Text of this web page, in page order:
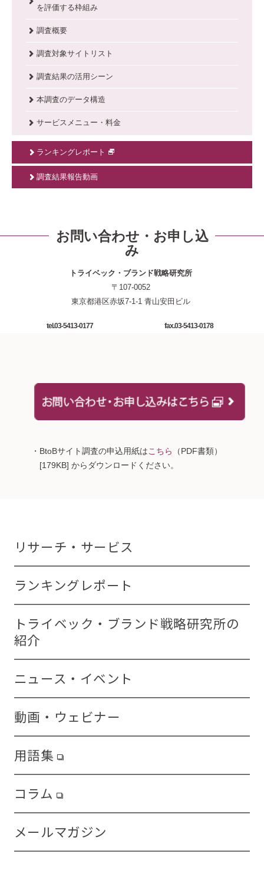
を評価する枠組み
調査概要
調査対象サイトリスト
調査結果の活用シーン
本調査のデータ構造
サービスメニュー・料金
ランキングレポート
調査結果報告動画
お問い合わせ・お申し込
み
トライベック・ブランド戦略研究所
〒107-0052
東京都港区赤坂7-1-1 青山安田ビル
tel.03-5413-0177 fax.03-5413-0178
・BtoBサイト調査の申込用紙はこちら
（PDF書類）
[179KB] からダウンロードください。
リサーチ・サービス
ランキングレポート
トライベック・ブランド戦略研究所の
紹介
ニュース・イベント
動画・ウェビナー
用語集
コラム
メールマガジン